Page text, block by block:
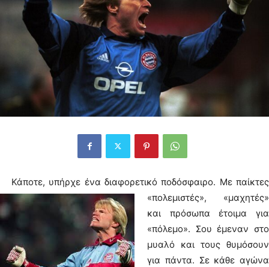
Κάποτε, υπήρχε ένα διαφορετικό ποδόσφαιρο. Με παίκτες
«πολεμιστές», «μαχητές»
και πρόσωπα έτοιμα για
«πόλεμο». Σου έμεναν στο
μυαλό και τους θυμόσουν
για πάντα. Σε κάθε αγώνα